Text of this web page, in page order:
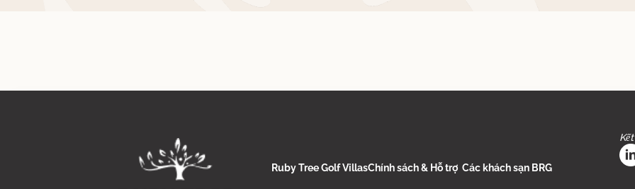
Ruby Tree Golf VillasChính sách & Hỗ trợ Các khách sạn BRG